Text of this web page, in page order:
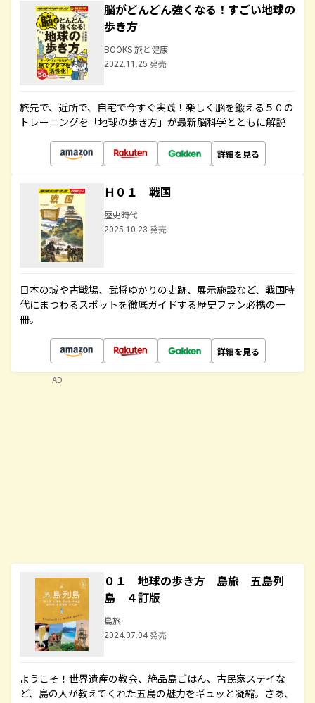
脳がどんどん強くなる！すごい地球の
歩き方
BOOKS 旅と健康
2022.11.25 発売
旅先で、近所で、自宅で今すぐ実践！楽しく脳を鍛える５０の
トレーニングを「地球の歩き方」が最新脳科学とともに解説
詳細を見る
Ｈ０１ 戦国
歴史時代
2025.10.23 発売
日本の城や古戦場、武将ゆかりの史跡、展示施設など、戦国時
代にまつわるスポットを徹底ガイドする歴史ファン必携の一
冊。
詳細を見る
０１ 地球の歩き方 島旅 五島列
島 ４訂版
島旅
2024.07.04 発売
ようこそ！世界遺産の教会、絶品島ごはん、古民家ステイな
ど、島の人が教えてくれた五島の魅力をギュッと凝縮。さあ、
AD